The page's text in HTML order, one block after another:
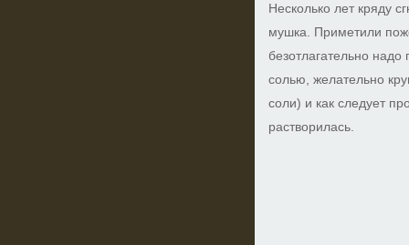
Несколько лет кряду
мушка. Приметили
безотлагательно
солью, желательно
соли) и как следует
растворилась.